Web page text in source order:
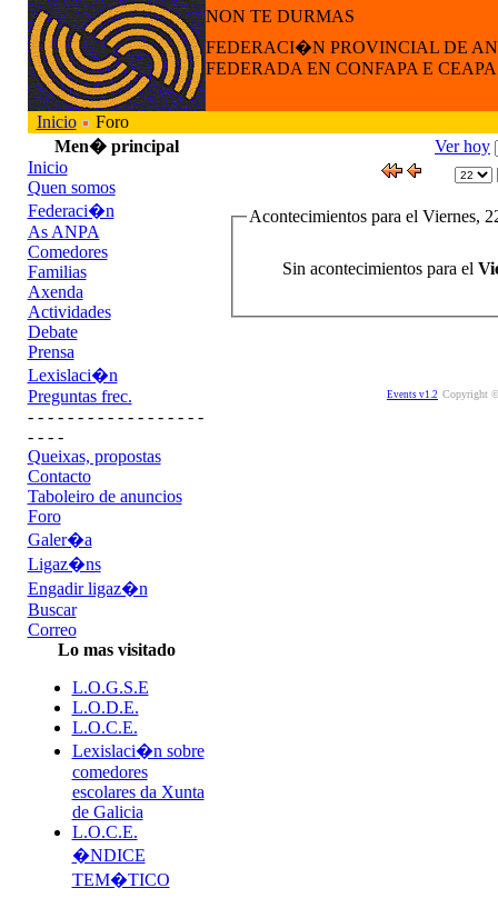
NON TE DURMAS
FEDERACI�N PROVINCIAL DE
FEDERADA EN CONFAPA E CEAPA
Inicio
Foro
Men� principal
Inicio
Quen somos
Federaci�n
As ANPA
Comedores
Familias
Axenda
Actividades
Debate
Prensa
Lexislaci�n
Preguntas frec.
- - - - - - - - - - - - - - - - - -
- - - -
Queixas, propostas
Contacto
Taboleiro de anuncios
Foro
Galer�a
Ligaz�ns
Engadir ligaz�n
Buscar
Correo
Lo mas visitado
L.O.G.S.E
L.O.D.E.
L.O.C.E.
Lexislaci�n sobre
comedores
escolares da Xunta
de Galicia
L.O.C.E.
�NDICE
TEM�TICO
Ver hoy
Acontecimientos para el Viernes,
Sin acontecimientos para el
Events v1.2 Copyright